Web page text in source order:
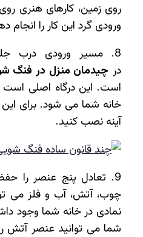
روی زمین، کارهای هنری
ورودی گرد این کار را انجام
8. مسیر ورودی درب
در چیدمان منزل در فنگ
است. این درگاه اصلی است
خانه شما می شود. برای
آینه نصب کنید.
9. تعادل پنج عنصر را
چوب، آتش، آب و فلز می
نمادی در خانه شما وجود
شما می توانید عنصر آتش